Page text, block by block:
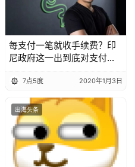
每支付一笔就收手续费？印
尼政府这一出到底对支付行
7点5度 2020年1月3日
出海头条